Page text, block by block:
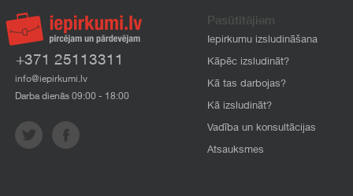
+371 25113311
info@iepirkumi.lv
Darba dienās 09:00 - 18:00
Pasūtītājiem
Iepirkumu izsludināšana
Kāpēc izsludināt?
Kā tas darbojas?
Kā izsludināt?
Vadība un konsultācijas
Atsauksmes